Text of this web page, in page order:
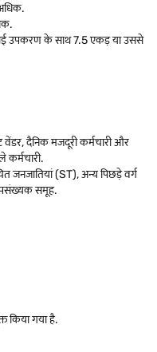
उपकरण के साथ 7.5 एकड़ या उससे
वेंडर, दैनिक मजदूरी कर्मचारी और
जनजातियां (ST), अन्य पिछड़े वर्ग
समूह.
किया गया है.